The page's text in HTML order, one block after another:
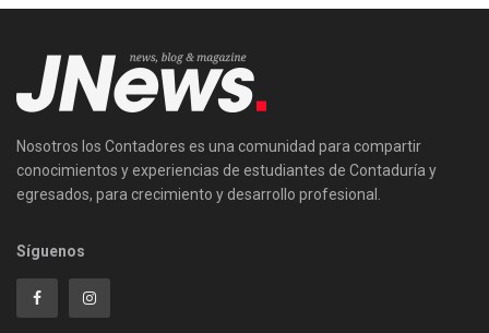
Nosotros los Contadores es una comunidad para compartir
conocimientos y experiencias de estudiantes de Contaduría y
egresados, para crecimiento y desarrollo profesional.
Síguenos